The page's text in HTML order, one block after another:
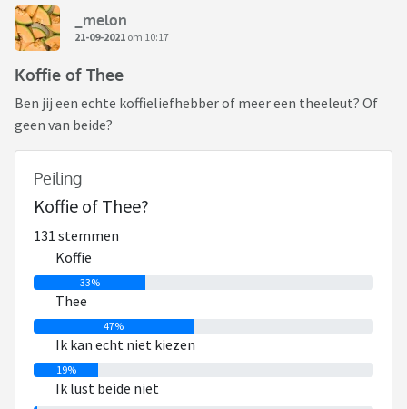
_melon
21-09-2021 om 10:17
Koffie of Thee
Ben jij een echte koffieliefhebber of meer een theeleut? Of
geen van beide?
Peiling
Koffie of Thee?
131 stemmen
Koffie
33%
Thee
47%
Ik kan echt niet kiezen
19%
Ik lust beide niet